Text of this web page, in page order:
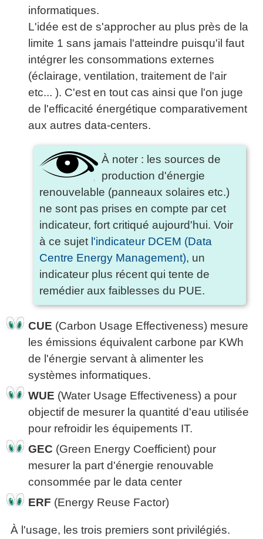
informatiques.
L'idée est de s'approcher au plus près de la
limite 1 sans jamais l'atteindre puisqu'il faut
intégrer les consommations externes
(éclairage, ventilation, traitement de l'air
etc... ). C'est en tout cas ainsi que l'on juge
de l'efficacité énergétique comparativement
aux autres data-centers.
À noter : les sources de
production d'énergie
renouvelable (panneaux solaires etc.)
ne sont pas prises en compte par cet
indicateur, fort critiqué aujourd'hui. Voir
à ce sujet l'indicateur DCEM (Data
Centre Energy Management), un
indicateur plus récent qui tente de
remédier aux faiblesses du PUE.
CUE (Carbon Usage Effectiveness) mesure
les émissions équivalent carbone par KWh
de l'énergie servant à alimenter les
systèmes informatiques.
WUE (Water Usage Effectiveness) a pour
objectif de mesurer la quantité d'eau utilisée
pour refroidir les équipements IT.
GEC (Green Energy Coefficient) pour
mesurer la part d'énergie renouvable
consommée par le data center
ERF (Energy Reuse Factor)
À l'usage, les trois premiers sont privilégiés.